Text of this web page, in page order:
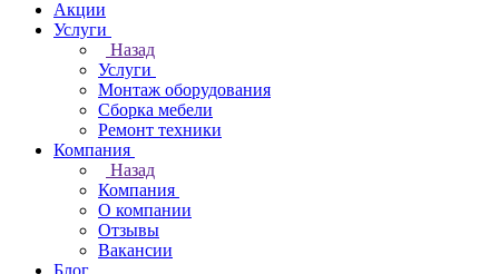
Акции
Услуги
Назад
Услуги
Монтаж оборудования
Сборка мебели
Ремонт техники
Компания
Назад
Компания
О компании
Отзывы
Вакансии
Блог